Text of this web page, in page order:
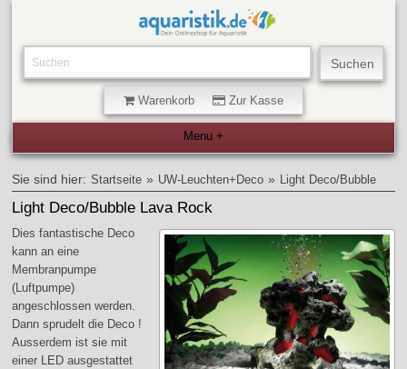
Warenkorb Zur Kasse
Sie sind hier: Startseite » UW-Leuchten+Deco » Light Deco/Bubble
Light Deco/Bubble Lava Rock
Dies fantastische Deco
kann an eine
Membranpumpe
(Luftpumpe)
angeschlossen werden.
Dann sprudelt die Deco !
Ausserdem ist sie mit
einer LED ausgestattet